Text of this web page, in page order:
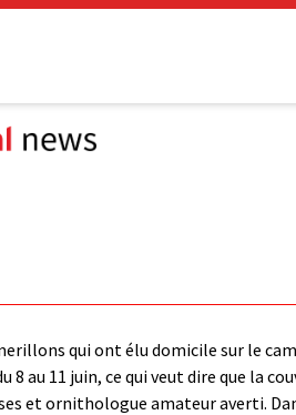
qui ont élu domicile sur le
8 au 11 juin, ce qui veut dire que la
et ornithologue amateur averti.